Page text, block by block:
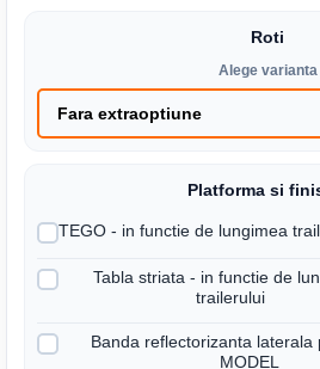
Roti
Alege varianta
Platforma si
TEGO - in functie de lungimea
Tabla striata - in functie de
trailerului
Banda reflectorizanta laterala
MODEL